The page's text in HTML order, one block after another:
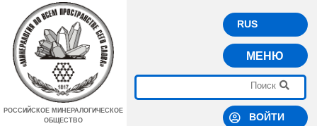
РОССИЙСКОЕ МИНЕРАЛОГИЧЕСКОЕ
ОБЩЕСТВО
RUS
МЕНЮ
ВОЙТИ